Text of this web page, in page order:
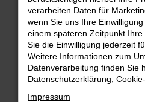
FEHLER:
Beim Laden ist ein Fehler
Hier sind ein paar Tipps, die
Überprüfe deine
verarbeiten Daten für
wenn Sie uns Ihre
einem späteren Zeitpunkt
Sie die Einwilligung jederzeit
Weitere Informationen zum
Datenverarbeitung finden Sie
Datenschutzerklärung
Impressum